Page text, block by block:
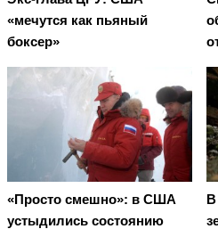
«мечутся как пьяный
боксер»
«Просто смешно»: в США
устыдились состоянию
В